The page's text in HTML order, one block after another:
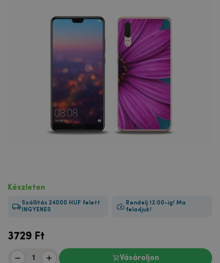
Készleten
Szállítás 24000 HUF felett
INGYENES
Rendelj 12:00-ig! Ma
feladjuk!
3729 Ft
Vásároljon